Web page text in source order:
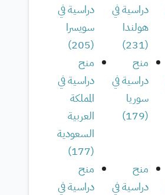
دراسية في
هولندا
(
231
)
دراسية في
سويسرا
(
205
)
منح
دراسية في
سوريا
(
179
)
منح
دراسية في
المملكة
العربية
السعودية
(
177
)
منح
دراسية في
منح
دراسية في